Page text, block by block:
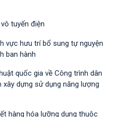
tuyến điện
vực hưu trí bổ sung tự nguyện
ban hành
quốc gia về Công trình dân
xây dựng sử dụng năng lượng
hàng hóa lưỡng dụng thuộc